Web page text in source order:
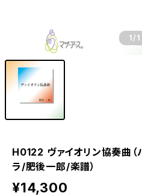
1 /1
H0122 ヴァイオリン協奏曲（
ラ/肥後一郎/楽譜）
¥14,300